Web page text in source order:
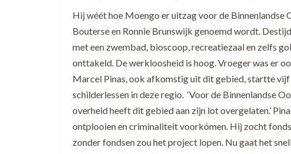
Hij wéét hoe Moengo er uitzag voor de
Bouterse en Ronnie Brunswijk genoemd wordt.
met een zwembad, bioscoop, recreatiezaal en zelfs
onttakeld. De werkloosheid is hoog. Vroeger was er
Marcel Pinas, ook afkomstig uit dit gebied, startte vijf
schilderlessen in deze regio. ‘Voor de Binnenlandse
overheid heeft dit gebied aan zijn lot overgelaten.’
ontplooien en criminaliteit voorkómen. Hij zocht
zonder fondsen zou het project lopen. Nu gaat het